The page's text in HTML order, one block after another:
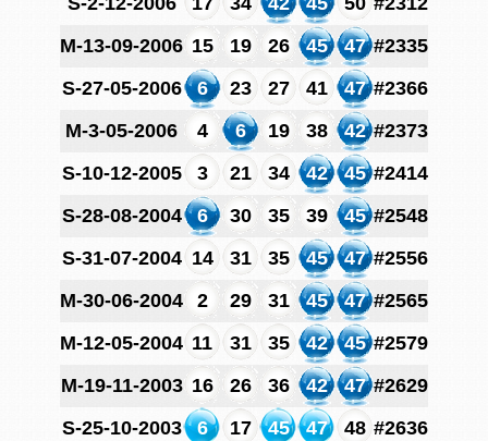
M-13-09-2006 15 19 26 45 47 #2335
S-27-05-2006
6 23 27 41 47 #2366
M-3-05-2006
4 6 19 38 42 #2373
S-10-12-2005
3 21 34 42 45 #2414
S-28-08-2004
6 30 35 39 45 #2548
S-31-07-2004 14 31 35 45 47 #2556
M-30-06-2004
2 29 31 45 47 #2565
M-12-05-2004 11 31 35 42 45 #2579
M-19-11-2003 16 26 36 42 47 #2629
S-25-10-2003
6 17 45 47 48 #2636